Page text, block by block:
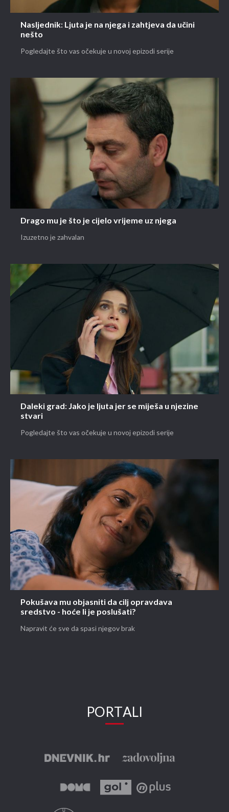
Nasljednik: Ljuta je na njega i zahtjeva da učini
nešto
Pogledajte što vas očekuje u novoj epizodi serije
Drago mu je što je cijelo vrijeme uz njega
Izuzetno je zahvalan
Daleki grad: Jako je ljuta jer se miješa u njezine
stvari
Pogledajte što vas očekuje u novoj epizodi serije
Pokušava mu objasniti da cilj opravdava
sredstvo - hoće li je poslušati?
Napravit će sve da spasi njegov brak
PORTALI